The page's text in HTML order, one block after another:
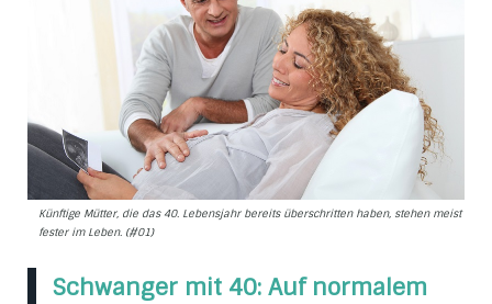
Künftige Mütter, die das 40. Lebensjahr bereits überschritten haben, stehen meist
fester im Leben. (#01)
Schwanger mit 40: Auf normalem